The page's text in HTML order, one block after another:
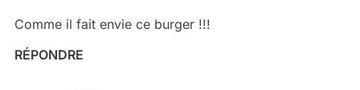
Comme il fait envie ce burger !!!
RÉPONDRE